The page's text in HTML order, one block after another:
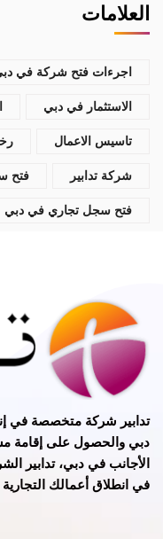
العلامات
اجرءات فتح شركة في
الاستثمار في دبي
تاسيس الاعمال
شركة تدابير فتح
فتح سجل تجاري في دبي
تدابير شركة متخصصة في
دبي و الحصول على إقامة
الأجانب في دبي، تدابير
في انطلاق أعمالك التجارية